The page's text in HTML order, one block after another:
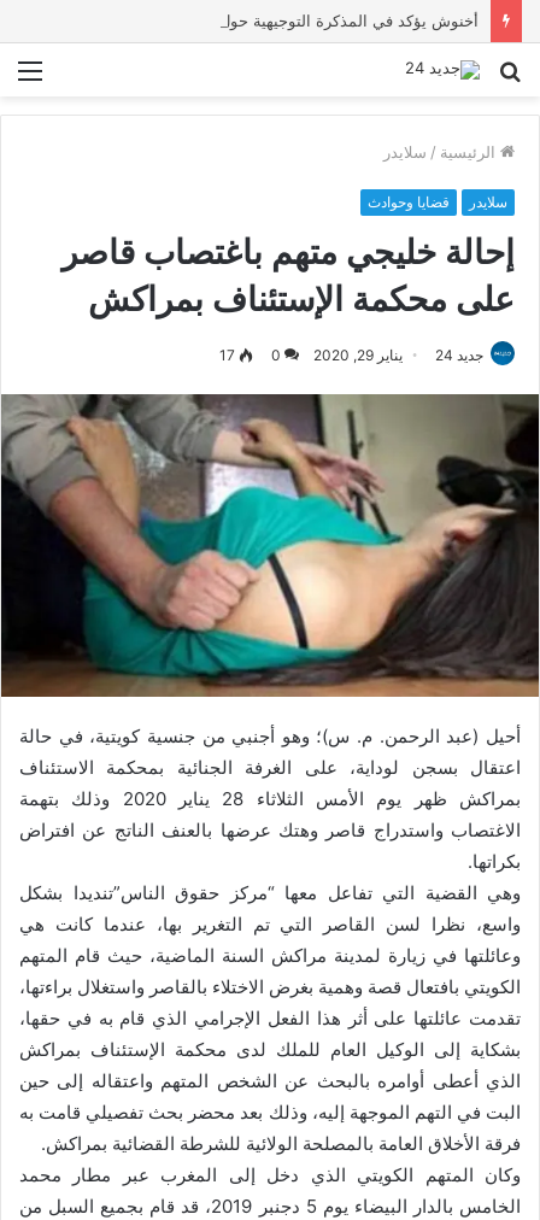
بحث
الرئيسية / سلايدر
سلايدر قضايا وحوادث
إحالة خليجي متهم باغتصاب قاصر
على محكمة الإستئناف بمراكش
جديد 24 يناير 29, 2020 0
17
أحيل (عبد الرحمن. م. س)؛ وهو أجنبي من جنسية كويتية، في حالة
اعتقال بسجن لوداية، على الغرفة الجنائية بمحكمة الاستئناف
بمراكش ظهر يوم الأمس الثلاثاء 28 يناير 2020 وذلك بتهمة
الاغتصاب واستدراج قاصر وهتك عرضها بالعنف الناتج عن افتراض
بكراتها.
وهي القضية التي تفاعل معها “مركز حقوق الناس”تنديدا بشكل
واسع، نظرا لسن القاصر التي تم التغرير بها، عندما كانت هي
وعائلتها في زيارة لمدينة مراكش السنة الماضية، حيث قام المتهم
الكويتي بافتعال قصة وهمية بغرض الاختلاء بالقاصر واستغلال براءتها،
تقدمت عائلتها على أثر هذا الفعل الإجرامي الذي قام به في حقها،
بشكاية إلى الوكيل العام للملك لدى محكمة الإستئناف بمراكش
الذي أعطى أوامره بالبحث عن الشخص المتهم واعتقاله إلى حين
البت في التهم الموجهة إليه، وذلك بعد محضر بحث تفصيلي قامت به
فرقة الأخلاق العامة بالمصلحة الولائية للشرطة القضائية بمراكش.
وكان المتهم الكويتي الذي دخل إلى المغرب عبر مطار محمد
الخامس بالدار البيضاء يوم 5 دجنبر 2019، قد قام بجميع السبل من